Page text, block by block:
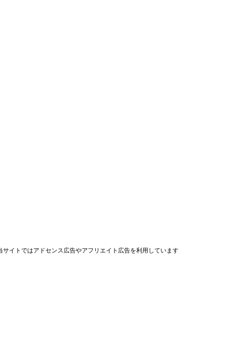
サイトではアドセンス広告やアフリエイト広告を利用しています